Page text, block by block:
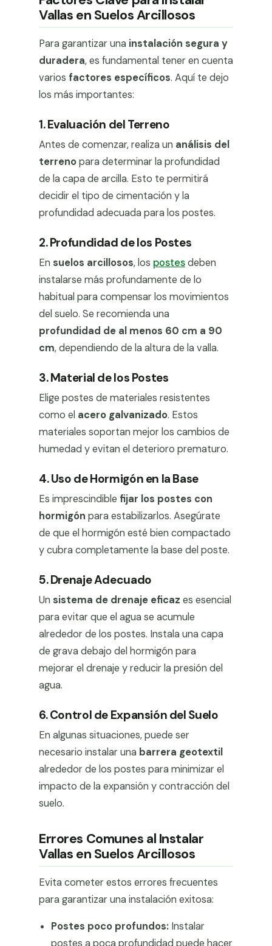
Vallas en Suelos Arcillosos
Para garantizar una instalación segura y
duradera, es fundamental tener en cuenta
varios factores específicos. Aquí te dejo
los más importantes:
1. Evaluación del Terreno
Antes de comenzar, realiza un análisis del
terrenopara determinar la profundidad
de la capa de arcilla. Esto te permitirá
decidir el tipo de cimentación y la
profundidad adecuada para los postes.
2. Profundidad de los Postes
En suelos arcillosos, los postesdeben
instalarse más profundamente de lo
habitual para compensar los movimientos
del suelo. Se recomienda una
profundidad de al menos 60 cm a 90
cm, dependiendo de la altura de la valla.
3. Material de los Postes
Elige postes de materiales resistentes
como el acero galvanizado. Estos
materiales soportan mejor los cambios de
humedad y evitan el deterioro prematuro.
4. Uso de Hormigón en la Base
Es imprescindible fijar los postes con
hormigón para estabilizarlos. Asegúrate
de que el hormigón esté bien compactado
y cubra completamente la base del poste.
5. Drenaje Adecuado
Un sistema de drenaje eficaz es esencial
para evitar que el agua se acumule
alrededor de los postes. Instala una capa
de grava debajo del hormigón para
mejorar el drenaje y reducir la presión del
agua.
6. Control de Expansión del Suelo
En algunas situaciones, puede ser
necesario instalar una barrera geotextil
alrededor de los postes para minimizar el
impacto de la expansión y contracción del
suelo.
Errores Comunes al Instalar
Vallas en Suelos Arcillosos
Evita cometer estos errores frecuentes
para garantizar una instalación exitosa:
Postes poco profundos: Instalar
postes a poca profundidad puede hacer